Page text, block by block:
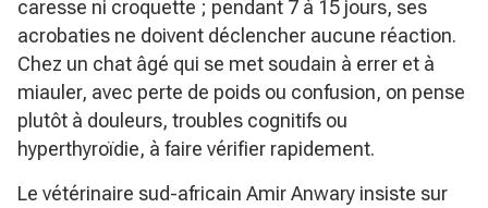
caresse ni croquette ; pendant 7 à 15 jours, ses
acrobaties ne doivent déclencher aucune réaction.
Chez un chat âgé qui se met soudain à errer et à
miauler, avec perte de poids ou confusion, on pense
plutôt à douleurs, troubles cognitifs ou
hyperthyroïdie, à faire vérifier rapidement.
Le vétérinaire sud-africain Amir Anwary insiste sur